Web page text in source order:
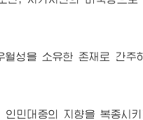
월성을 소유한 존재로 간
민대중의 지향을 복종시